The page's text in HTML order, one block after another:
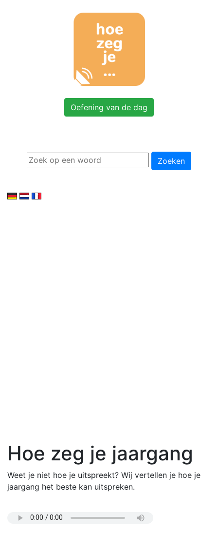
Oefening van de dag
Zoeken
Hoe zeg je jaargang
Weet je niet hoe je uitspreekt? Wij vertellen je hoe je
jaargang het beste kan uitspreken.